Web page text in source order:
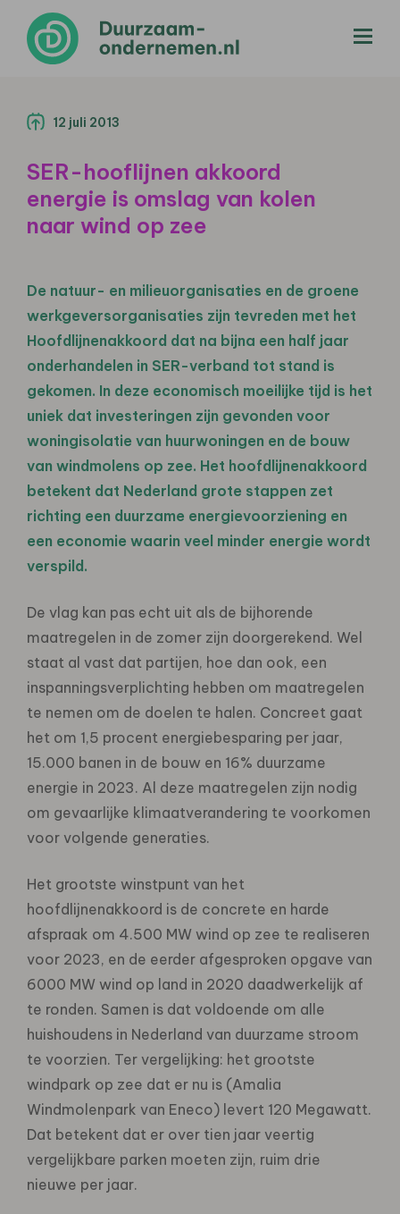
12 juli 2013
SER-hooflijnen akkoord
energie is omslag van kolen
naar wind op zee
De natuur- en milieuorganisaties en de groene
werkgeversorganisaties zijn tevreden met het
Hoofdlijnenakkoord dat na bijna een half jaar
onderhandelen in SER-verband tot stand is
gekomen. In deze economisch moeilijke tijd is het
uniek dat investeringen zijn gevonden voor
woningisolatie van huurwoningen en de bouw
van windmolens op zee. Het hoofdlijnenakkoord
betekent dat Nederland grote stappen zet
richting een duurzame energievoorziening en
een economie waarin veel minder energie wordt
verspild.
De vlag kan pas echt uit als de bijhorende
maatregelen in de zomer zijn doorgerekend. Wel
staat al vast dat partijen, hoe dan ook, een
inspanningsverplichting hebben om maatregelen
te nemen om de doelen te halen. Concreet gaat
het om 1,5 procent energiebesparing per jaar,
15.000 banen in de bouw en 16% duurzame
energie in 2023. Al deze maatregelen zijn nodig
om gevaarlijke klimaatverandering te voorkomen
voor volgende generaties.
Het grootste winstpunt van het
hoofdlijnenakkoord is de concrete en harde
afspraak om 4.500 MW wind op zee te realiseren
voor 2023, en de eerder afgesproken opgave van
6000 MW wind op land in 2020 daadwerkelijk af
te ronden. Samen is dat voldoende om alle
huishoudens in Nederland van duurzame stroom
te voorzien. Ter vergelijking: het grootste
windpark op zee dat er nu is (Amalia
Windmolenpark van Eneco) levert 120 Megawatt.
Dat betekent dat er over tien jaar veertig
vergelijkbare parken moeten zijn, ruim drie
nieuwe per jaar.